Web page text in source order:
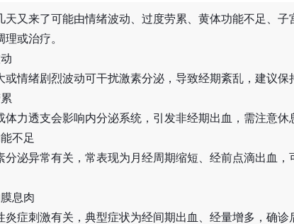
天又来了可能由情绪波动、过度劳累、黄体功能不足、
或治疗。
或情绪剧烈波动可干扰激素分泌，导致经期紊乱，建议保
体力透支会影响内分泌系统，引发非经期出血，需注意休
不足
分泌异常有关，常表现为月经周期缩短、经前点滴出血
息肉
炎症刺激有关，典型症状为经间期出血、经量增多，确诊